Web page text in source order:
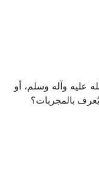
عليه وآله وسلم، أو
يُعرف بالمجربات؟